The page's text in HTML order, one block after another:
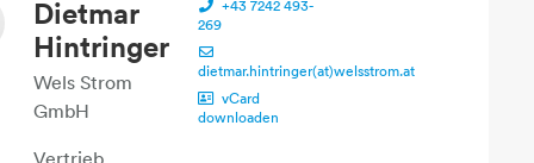
Dietmar
Hintringer
Wels Strom
GmbH
Vertrieb
+43 7242 493-
269
dietmar.hintringer(at)welsstrom.at
vCard
downloaden